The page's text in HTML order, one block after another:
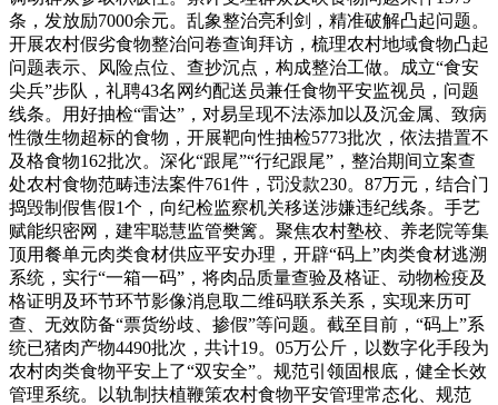
条，发放励7000余元。乱象整治亮利剑，精准破解凸起问题。
开展农村假劣食物整治问卷查询拜访，梳理农村地域食物凸起
问题表示、风险点位、查抄沉点，构成整治工做。成立“食安
尖兵”步队，礼聘43名网约配送员兼任食物平安监视员，问题
线条。用好抽检“雷达”，对易呈现不法添加以及沉金属、致病
性微生物超标的食物，开展靶向性抽检5773批次，依法措置不
及格食物162批次。深化“跟尾”“行纪跟尾”，整治期间立案查
处农村食物范畴违法案件761件，罚没款230。87万元，结合门
捣毁制假售假1个，向纪检监察机关移送涉嫌违纪线条。手艺
赋能织密网，建牢聪慧监管樊篱。聚焦农村塾校、养老院等集
顶用餐单元肉类食材供应平安办理，开辟“码上”肉类食材逃溯
系统，实行“一箱一码”，将肉品质量查验及格证、动物检疫及
格证明及环节环节影像消息取二维码联系关系，实现来历可
查、无效防备“票货纷歧、掺假”等问题。截至目前，“码上”系
统已猪肉产物4490批次，共计19。05万公斤，以数字化手段为
农村肉类食物平安上了“双安全”。规范引领固根底，健全长效
管理系统。以轨制扶植鞭策农村食物平安管理常态化、规范